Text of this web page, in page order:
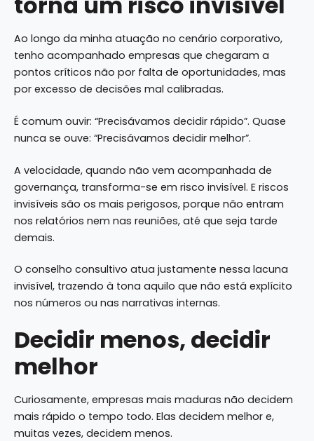
Ao longo da minha atuação no cenário corporativo,
tenho acompanhado empresas que chegaram a
pontos críticos não por falta de oportunidades, mas
por excesso de decisões mal calibradas.
É comum ouvir: “Precisávamos decidir rápido”. Quase
nunca se ouve: “Precisávamos decidir melhor”.
A velocidade, quando não vem acompanhada de
governança, transforma-se em risco invisível. E riscos
invisíveis são os mais perigosos, porque não entram
nos relatórios nem nas reuniões, até que seja tarde
demais.
O conselho consultivo atua justamente nessa lacuna
invisível, trazendo à tona aquilo que não está explícito
nos números ou nas narrativas internas.
Decidir menos, decidir
melhor
Curiosamente, empresas mais maduras não decidem
mais rápido o tempo todo. Elas decidem melhor e,
muitas vezes, decidem menos.